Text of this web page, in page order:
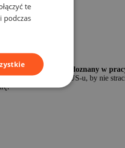
na zdrowiu doznany w
go przekazać do ZUS‑u, by nie
te
podczas